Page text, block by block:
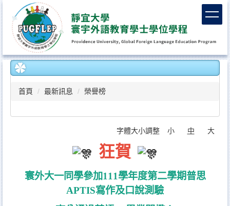
容
區
首頁 最新訊息 榮譽榜
字體大小調整 小 中 大
狂賀
寰外大一同學參加111學年度第二學期普思
APTIS寫作及口說測驗